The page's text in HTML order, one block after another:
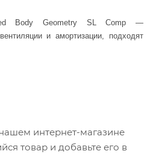
Body Geometry SL Comp —
и амортизации, подходят
для стирания пота
интернет-магазине
товар и добавьте его в